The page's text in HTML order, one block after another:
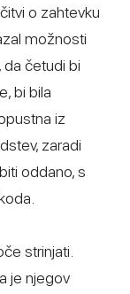
o zahtevku
možnosti
da četudi bi
bi bila
iz
zaradi
oddano, s
strinjati.
je njegov